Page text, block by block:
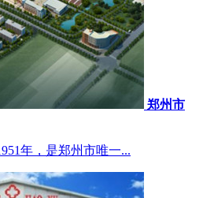
郑州市
年，是郑州市唯一...